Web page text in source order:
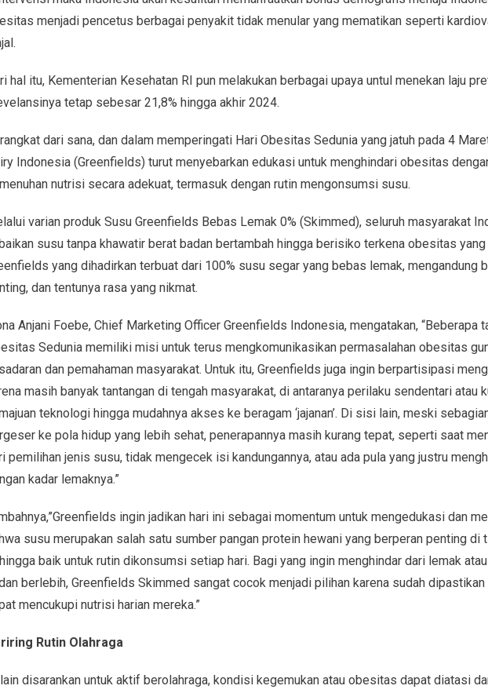
menjadi pencetus berbagai penyakit tidak menular yang mematikan seperti
hal itu, Kementerian Kesehatan RI pun melakukan berbagai upaya untul menekan laju
tetap sebesar 21,8% hingga akhir 2024.
dari sana, dan dalam memperingati Hari Obesitas Sedunia yang jatuh pada 4
Indonesia (Greenfields) turut menyebarkan edukasi untuk menghindari obesitas
nutrisi secara adekuat, termasuk dengan rutin mengonsumsi susu.
varian produk Susu Greenfields Bebas Lemak 0% (Skimmed), seluruh masyarakat
susu tanpa khawatir berat badan bertambah hingga berisiko terkena obesitas
yang dihadirkan terbuat dari 100% susu segar yang bebas lemak, mengandung
dan tentunya rasa yang nikmat.
Anjani Foebe, Chief Marketing Officer Greenfields Indonesia, mengatakan, “Beberapa
Sedunia memiliki misi untuk terus mengkomunikasikan permasalahan obesitas
dan pemahaman masyarakat. Untuk itu, Greenfields juga ingin berpartisipasi
masih banyak tantangan di tengah masyarakat, di antaranya perilaku sendentari atau
teknologi hingga mudahnya akses ke beragam ‘jajanan’. Di sisi lain, meski
ke pola hidup yang lebih sehat, penerapannya masih kurang tepat, seperti saat
pemilihan jenis susu, tidak mengecek isi kandungannya, atau ada pula yang justru
kadar lemaknya.”
ingin jadikan hari ini sebagai momentum untuk mengedukasi dan
susu merupakan salah satu sumber pangan protein hewani yang berperan penting di
baik untuk rutin dikonsumsi setiap hari. Bagi yang ingin menghindar dari lemak
berlebih, Greenfields Skimmed sangat cocok menjadi pilihan karena sudah dipastikan
mencukupi nutrisi harian mereka.”
Rutin Olahraga
disarankan untuk aktif berolahraga, kondisi kegemukan atau obesitas dapat diatasi